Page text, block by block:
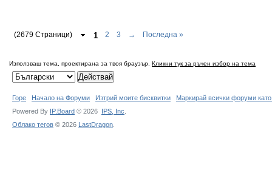
(2679 Страници) 1 2 3 → Последна »
Използваш тема, проектирана за твоя браузър. Кликни тук за ръчен избор на тема
Горе Начало на Форуми Изтрий моите бисквитки
Маркирай всички форуми
Powered By IP.Board © 2026 IPS, Inc
Облако тегов © 2026 LastDragon